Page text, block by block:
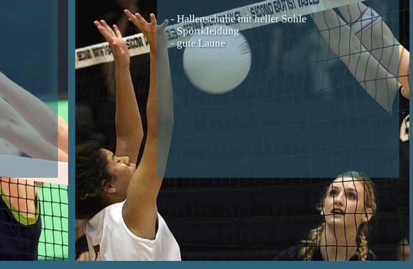
- Hallenschuhe mit heller Sohle
- Sportkleidung
- gute Laune